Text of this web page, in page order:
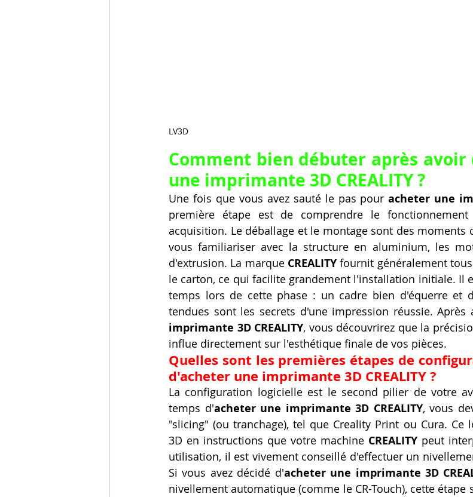
LV3D
Comment bien débuter après avoir
une imprimante 3D CREALITY ?
Une fois que vous avez sauté le pas pour acheter une
première étape est de comprendre le
acquisition. Le déballage et le montage sont des moments
vous familiariser avec la structure en aluminium, les
d'extrusion. La marque CREALITY fournit généralement
le carton, ce qui facilite grandement l'installation initiale. Il
temps lors de cette phase : un cadre bien d'équerre et
tendues sont les secrets d'une impression réussie. Après
imprimante 3D CREALITY, vous découvrirez que la
influe directement sur l'esthétique finale de vos pièces.
Quelles sont les premières étapes de
d'acheter une imprimante 3D CREALITY ?
La configuration logicielle est le second pilier de votre
temps d'acheter une imprimante 3D CREALITY, vous
"slicing" (ou tranchage), tel que Creality Print ou Cura. Ce
3D en instructions que votre machine CREALITY peut
utilisation, il est vivement conseillé d'effectuer un
Si vous avez décidé d'acheter une imprimante 3D
nivellement automatique (comme le CR-Touch), cette